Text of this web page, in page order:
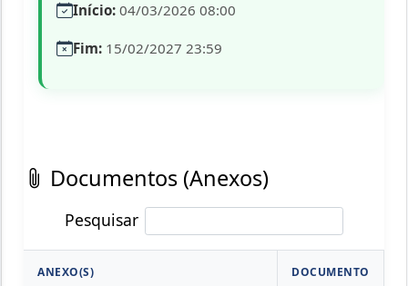
Início: 04/03/2026 08:00
Fim: 15/02/2027 23:59
Documentos (Anexos)
Pesquisar
ANEXO(S) DOCUMENTO